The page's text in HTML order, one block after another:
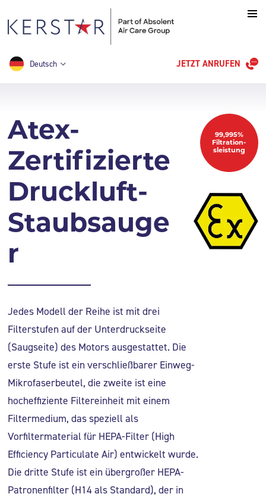
Deutsch JETZT ANRUFEN
Atex-
Zertifizierte
Druckluft-
Staubsauge
r
99,995%
Filtration-
sleistung
Jedes Modell der Reihe ist mit drei
Filterstufen auf der Unterdruckseite
(Saugseite) des Motors ausgestattet. Die
erste Stufe ist ein verschließbarer Einweg-
Mikrofaserbeutel, die zweite ist eine
hocheffiziente Filtereinheit mit einem
Filtermedium, das speziell als
Vorfiltermaterial für HEPA-Filter (High
Efficiency Particulate Air) entwickelt wurde.
Die dritte Stufe ist ein übergroßer HEPA-
Patronenfilter (H14 als Standard), der in